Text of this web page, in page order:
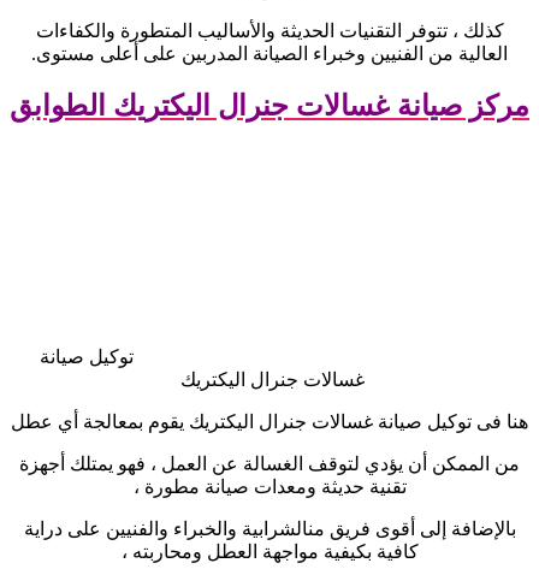
كذلك ، تتوفر التقنيات الحديثة والأساليب المتطورة والكفاءات
العالية من الفنيين وخبراء الصيانة المدربين على أعلى مستوى.
مركز صيانة غسالات جنرال اليكتريك الطوابق
توكيل صيانة
غسالات جنرال اليكتريك
هنا فى توكيل صيانة غسالات جنرال اليكتريك يقوم بمعالجة أي عطل
من الممكن أن يؤدي لتوقف الغسالة عن العمل ، فهو يمتلك أجهزة
تقنية حديثة ومعدات صيانة مطورة ،
بالإضافة إلى أقوى فريق منالشرابية والخبراء والفنيين على دراية
كافية بكيفية مواجهة العطل ومحاربته ،